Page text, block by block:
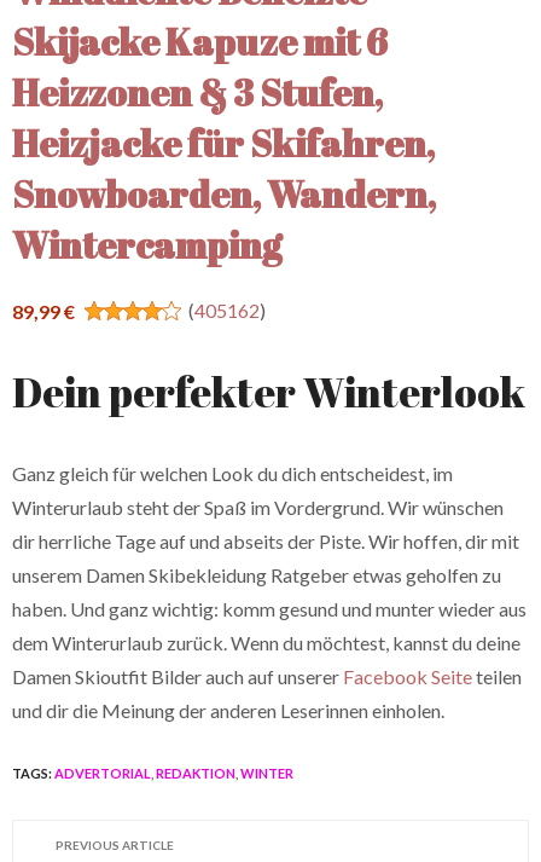
Skijacke Kapuze mit 6
Heizzonen & 3 Stufen,
Heizjacke für Skifahren,
Snowboarden, Wandern,
Wintercamping
89,99 € (405162)
Dein perfekter Winterlook
Ganz gleich für welchen Look du dich entscheidest, im
Winterurlaub steht der Spaß im Vordergrund. Wir wünschen
dir herrliche Tage auf und abseits der Piste. Wir hoffen, dir mit
unserem Damen Skibekleidung Ratgeber etwas geholfen zu
haben. Und ganz wichtig: komm gesund und munter wieder aus
dem Winterurlaub zurück. Wenn du möchtest, kannst du deine
Damen Skioutfit Bilder auch auf unserer Facebook Seiteteilen
und dir die Meinung der anderen Leserinnen einholen.
TAGS:ADVERTORIAL REDAKTION WINTER
PREVIOUS ARTICLE